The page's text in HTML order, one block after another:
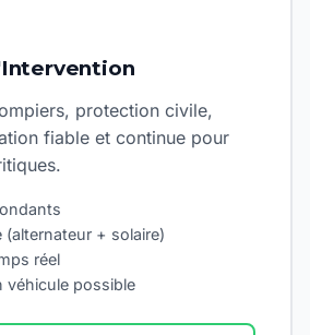
protection civile,
fiable et continue pour
(alternateur + solaire)
réel
véhicule possible